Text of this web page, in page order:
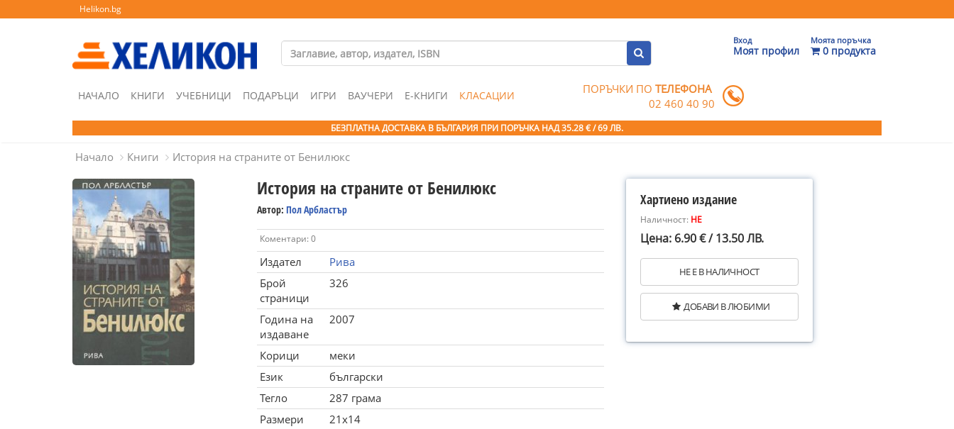
Helikon.bg
Вход
Моят профил
Моята поръчка
0 продукта
НАЧАЛО КНИГИ УЧЕБНИЦИ ПОДАРЪЦИ ИГРИ ВАУЧЕРИ Е-КНИГИ КЛАСАЦИИ ПОРЪЧКИ ПОТЕЛЕФОНА
02 460 40 90
БЕЗПЛАТНА ДОСТАВКА В БЪЛГАРИЯ ПРИ ПОРЪЧКА НАД 35.28 € / 69 ЛВ.
Начало Книги История на страните от Бенилюкс
История на страните от Бенилюкс
Автор: Пол Арбластър
Коментари: 0
Издател
Рива
Брой
страници
326
Година на
издаване
2007
Корици
меки
Език
български
Тегло
287 грама
Размери
21x14
Хартиено издание
Наличност: НЕ
Цена: 6.90 € / 13.50 ЛВ.
НЕ Е В НАЛИЧНОСТ
ДОБАВИ В ЛЮБИМИ